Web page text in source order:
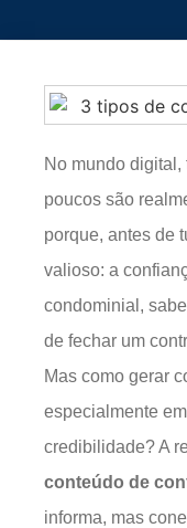
No mundo
poucos são
porque, antes de
valioso: a
condominial,
de fechar um
Mas como gerar
especialmente
credibilidade? A
conteúdo de
informa, mas